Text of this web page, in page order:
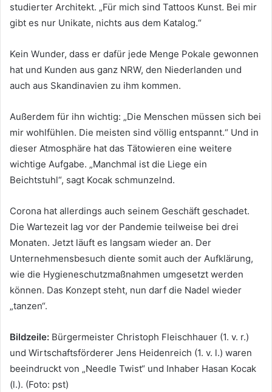
studierter Architekt. „Für mich sind Tattoos Kunst. Bei mir
gibt es nur Unikate, nichts aus dem Katalog.“
Kein Wunder, dass er dafür jede Menge Pokale gewonnen
hat und Kunden aus ganz NRW, den Niederlanden und
auch aus Skandinavien zu ihm kommen.
Außerdem für ihn wichtig: „Die Menschen müssen sich bei
mir wohlfühlen. Die meisten sind völlig entspannt.“ Und in
dieser Atmosphäre hat das Tätowieren eine weitere
wichtige Aufgabe. „Manchmal ist die Liege ein
Beichtstuhl“, sagt Kocak schmunzelnd.
Corona hat allerdings auch seinem Geschäft geschadet.
Die Wartezeit lag vor der Pandemie teilweise bei drei
Monaten. Jetzt läuft es langsam wieder an. Der
Unternehmensbesuch diente somit auch der Aufklärung,
wie die Hygieneschutzmaßnahmen umgesetzt werden
können. Das Konzept steht, nun darf die Nadel wieder
„tanzen“.
Bildzeile: Bürgermeister Christoph Fleischhauer (1. v. r.)
und Wirtschaftsförderer Jens Heidenreich (1. v. l.) waren
beeindruckt von „Needle Twist“ und Inhaber Hasan Kocak
(l.). (Foto: pst)